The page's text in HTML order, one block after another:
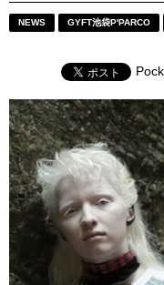
NEWS GYFT池袋P'PARCO